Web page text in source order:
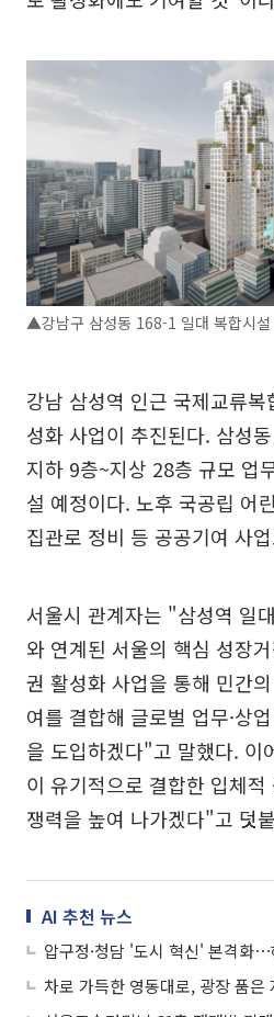
▲강남구 삼성동 168-1 일대 복합시설
강남 삼성역 인근 국제교류
성화 사업이 추진된다. 삼성
지하 9층~지상 28층 규모 업
설 예정이다. 노후 국공립 어
집관로 정비 등 공공기여 사
서울시 관계자는 "삼성역 일
와 연계된 서울의 핵심 성장
권 활성화 사업을 통해 민간
여를 결합해 글로벌 업무·상
을 도입하겠다"고 말했다. 이
이 유기적으로 결합한 입체
쟁력을 높여 나가겠다"고 덧
AI 추천 뉴스